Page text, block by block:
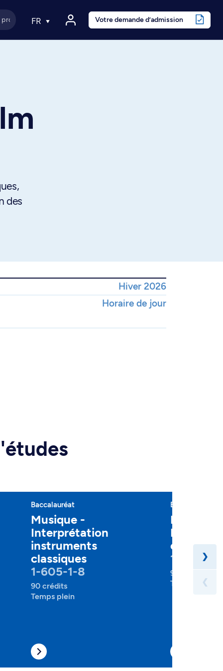
FR Votre demande d’admission
des
Hiver 2026
Horaire de jour
Baccalauréat
Musique -
Interprétation
instruments
classiques
1-605-1-8
90 crédits
Temps plein
Baccalauréat
Musique
classique
1-605-1-
90 crédits
Temps plein
❯
❮